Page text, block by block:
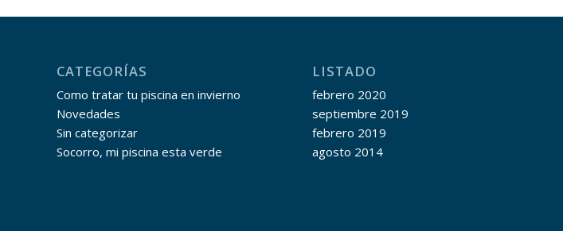
CATEGORÍAS
Como tratar tu piscina en invierno
Novedades
Sin categorizar
Socorro, mi piscina esta verde
LISTADO
febrero 2020
septiembre 2019
febrero 2019
agosto 2014